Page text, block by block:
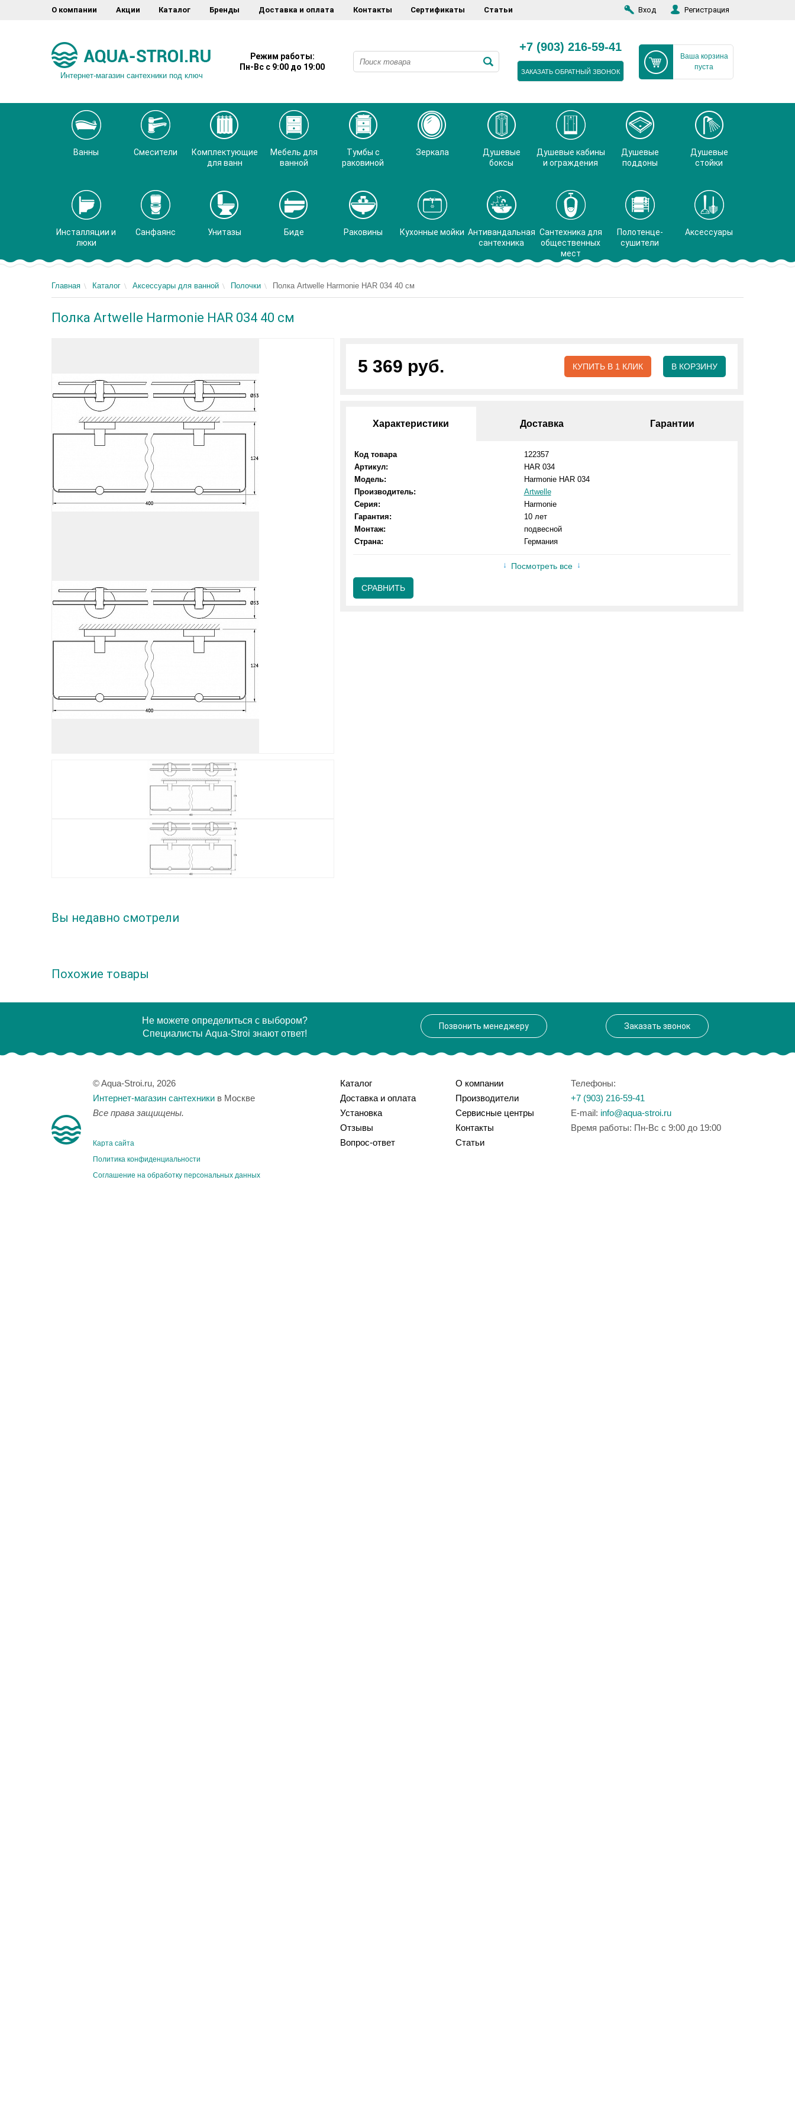
О компании Акции Каталог Бренды Доставка и оплата Контакты Сертификаты Статьи Вход Регистрация
Интернет-магазин сантехники под ключ
Режим работы:
Пн-Вс с 9:00 до 19:00
+7 (903) 216-59-41
ЗАКАЗАТЬ ОБРАТНЫЙ ЗВОНОК
Ваша корзина
пуста
Ванны Смесители
Комплектующие
для ванн
Мебель для
ванной
Тумбы с
раковиной
Зеркала
Душевые
боксы
Душевые кабины
и ограждения
Душевые
поддоны
Душевые
стойки
Инсталляции и
люки
Санфаянс Унитазы Биде Раковины Кухонные мойки Антивандальная
сантехника
Сантехника для
общественных
мест
Полотенце-
сушители
Аксессуары
Главная Каталог Аксессуары для ванной Полочки Полка Artwelle Harmonie HAR 034 40 см
Полка Artwelle Harmonie HAR 034 40 см
5 369 руб. КУПИТЬ В 1 КЛИК В КОРЗИНУ
Характеристики Доставка Гарантии
Код товара
122357
Артикул:
HAR 034
Модель:
Harmonie HAR 034
Производитель:
Artwelle
Серия:
Harmonie
Гарантия:
10 лет
Монтаж:
подвесной
Страна:
Германия
Посмотреть все
СРАВНИТЬ
Вы недавно смотрели
Похожие товары
Не можете определиться с выбором?
Специалисты Aqua-Stroi знают ответ!
Позвонить менеджеру Заказать звонок
© Aqua-Stroi.ru, 2026
Интернет-магазин сантехники в Москве
Все права защищены.
Карта сайта
Политика конфиденциальности
Соглашение на обработку персональных данных
Каталог
Доставка и оплата
Установка
Отзывы
Вопрос-ответ
О компании
Производители
Сервисные центры
Контакты
Статьи
Телефоны:
+7 (903) 216-59-41
E-mail: info@aqua-stroi.ru
Время работы: Пн-Вс с 9:00 до 19:00